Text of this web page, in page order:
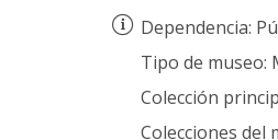
Dependencia:
Tipo de museo:
Colección
Colecciones del